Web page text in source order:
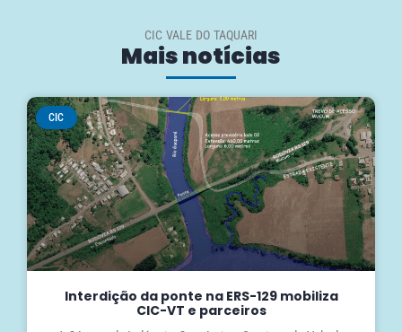
CIC VALE DO TAQUARI
Mais notícias
CIC
Interdição da ponte na ERS-129 mobiliza
CIC-VT e parceiros